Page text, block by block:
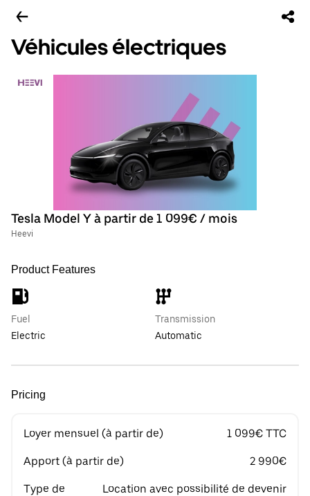
Véhicules électriques
Tesla Model Y à partir de 1 099€ / mois
Heevi
Product Features
Fuel
Electric
Transmission
Automatic
Pricing
Loyer mensuel (à partir de) 1 099€ TTC
Apport (à partir de) 2 990€
Type de
Location avec possibilité de devenir